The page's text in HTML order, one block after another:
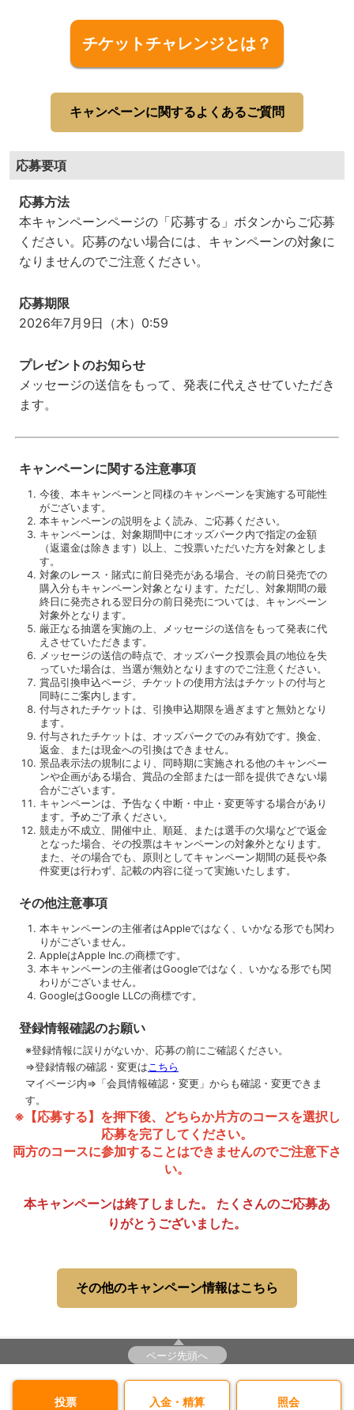
チケットチャレンジとは？
キャンペーンに関するよくあるご質問
応募要項
応募方法
本キャンペーンページの「応募する」ボタンからご応募
ください。応募のない場合には、キャンペーンの対象に
なりませんのでご注意ください。
応募期限
2026年7月9日（木）0:59
プレゼントのお知らせ
メッセージの送信をもって、発表に代えさせていただき
ます。
キャンペーンに関する注意事項
今後、本キャンペーンと同様のキャンペーンを実施する可能性
がございます。
本キャンペーンの説明をよく読み、ご応募ください。
キャンペーンは、対象期間中にオッズパーク内で指定の金額
（返還金は除きます）以上、ご投票いただいた方を対象としま
す。
対象のレース・賭式に前日発売がある場合、その前日発売での
購入分もキャンペーン対象となります。ただし、対象期間の最
終日に発売される翌日分の前日発売については、キャンペーン
対象外となります。
厳正なる抽選を実施の上、メッセージの送信をもって発表に代
えさせていただきます。
メッセージの送信の時点で、オッズパーク投票会員の地位を失
っていた場合は、当選が無効となりますのでご注意ください。
賞品引換申込ページ、チケットの使用方法はチケットの付与と
同時にご案内します。
付与されたチケットは、引換申込期限を過ぎますと無効となり
ます。
付与されたチケットは、オッズパークでのみ有効です。換金、
返金、または現金への引換はできません。
景品表示法の規制により、同時期に実施される他のキャンペー
ンや企画がある場合、賞品の全部または一部を提供できない場
合がございます。
キャンペーンは、予告なく中断・中止・変更等する場合があり
ます。予めご了承ください。
競走が不成立、開催中止、順延、または選手の欠場などで返金
となった場合、その投票はキャンペーンの対象外となります。
また、その場合でも、原則としてキャンペーン期間の延長や条
件変更は行わず、記載の内容に従って実施いたします。
その他注意事項
本キャンペーンの主催者はAppleではなく、いかなる形でも関わ
りがございません。
AppleはApple Inc.の商標です。
本キャンペーンの主催者はGoogleではなく、いかなる形でも関
わりがございません。
GoogleはGoogle LLCの商標です。
登録情報確認のお願い
※登録情報に誤りがないか、応募の前にご確認ください。
⇒登録情報の確認・変更は こちら
マイページ内⇒「会員情報確認・変更」からも確認・変更できま
す。
※【応募する】を押下後、どちらか片方のコースを選択し
応募を完了してください。
両方のコースに参加することはできませんのでご注意下さ
い。
本キャンペーンは終了しました。 たくさんのご応募あ
りがとうございました。
その他のキャンペーン情報はこちら
ページ先頭へ
投票 入金・精算 照会